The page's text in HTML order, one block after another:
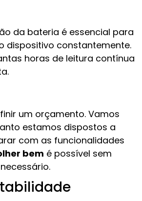
da bateria é essencial para
dispositivo constantemente.
horas de leitura contínua
um orçamento. Vamos
estamos dispostos a
com as funcionalidades
bem é possível sem